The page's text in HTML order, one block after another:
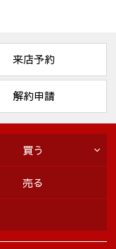
来店予約
解約申請
買う
売る